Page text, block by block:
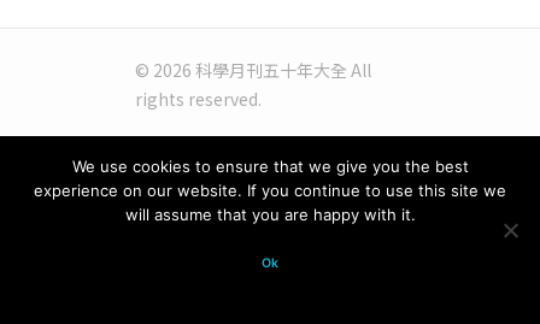
© 2026 科學月刊五十年大全 All
rights reserved.
We use cookies to ensure that we give you the best
experience on our website. If you continue to use this site we
will assume that you are happy with it.
Ok